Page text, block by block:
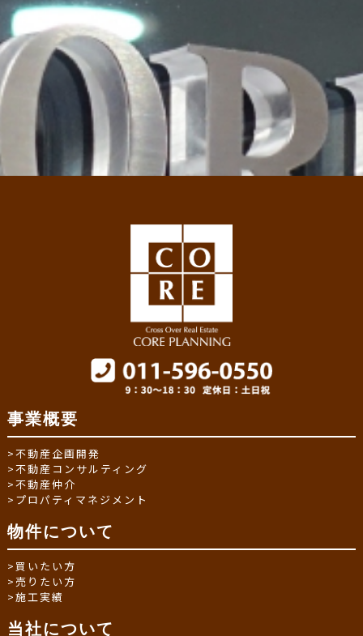
事業概要
>不動産企画開発
>不動産コンサルティング
>不動産仲介
> プロパティマネジメント
物件について
> 買いたい方
>売りたい方
>施工実績
当社について